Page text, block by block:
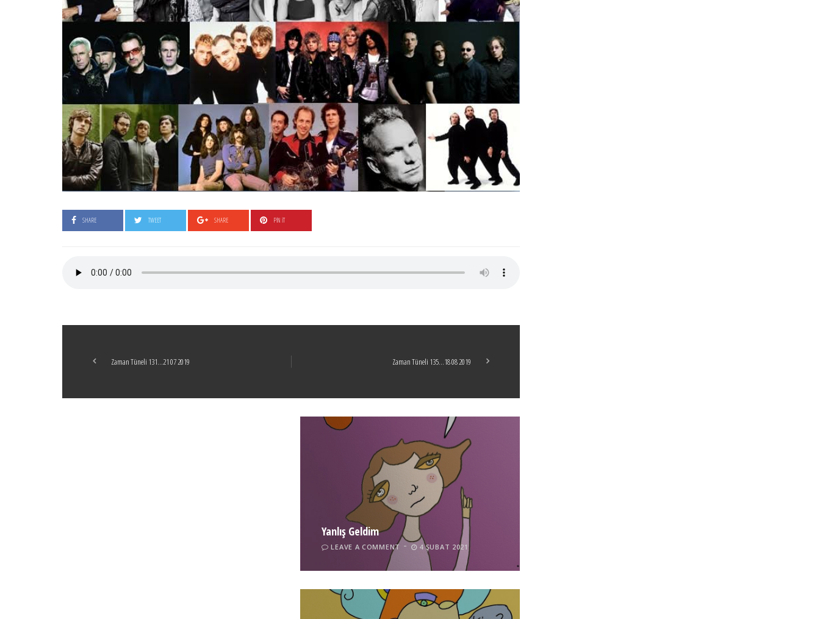
SHARE TWEET SHARE PIN IT
Zaman Tüneli 131…21 07 2019 Zaman Tüneli 135…18 08 2019
Yanlış Geldim
LEAVE A COMMENT 4 ŞUBAT 2021